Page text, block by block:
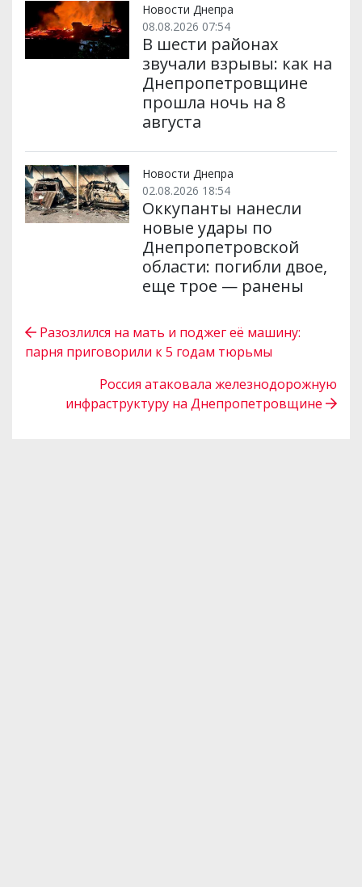
Новости Днепра
08.08.2026 07:54
В шести районах
звучали взрывы: как на
Днепропетровщине
прошла ночь на 8
августа
Новости Днепра
02.08.2026 18:54
Оккупанты нанесли
новые удары по
Днепропетровской
области: погибли двое,
еще трое — ранены
Разозлился на мать и поджег её машину:
парня приговорили к 5 годам тюрьмы
Россия атаковала железнодорожную
инфраструктуру на Днепропетровщине